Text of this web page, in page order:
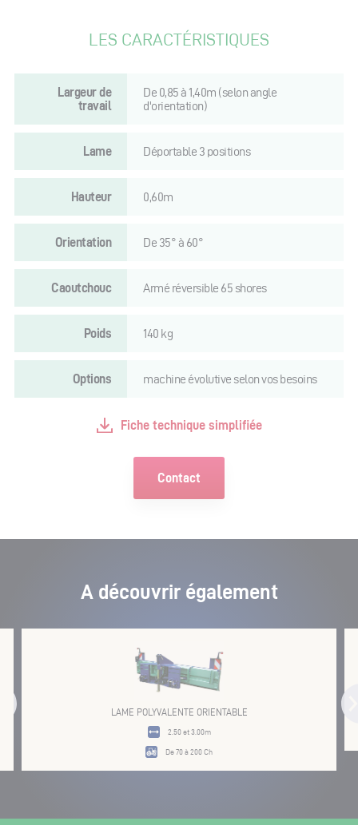
LES CARACTÉRISTIQUES
Largeur de
travail
De 0,85 à 1,40m (selon angle
d'orientation)
Lame Déportable 3 positions
Hauteur 0,60m
Orientation De 35° à 60°
Caoutchouc Armé réversible 65 shores
Poids 140 kg
Options machine évolutive selon vos besoins
Fiche technique simplifiée
Contact
A découvrir également
LAME POLYVALENTE ORIENTABLE
2.50 et 3.00m
De 70 à 200 Ch